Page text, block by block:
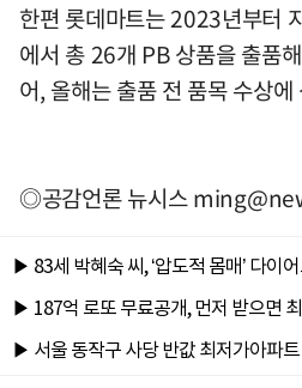
한편 롯데마트는 2023년부터
에서 총 26개 PB 상품을 출품
어, 올해는 출품 전 품목 수상에
◎공감언론 뉴시스